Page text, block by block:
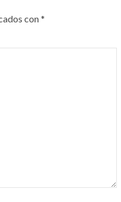
con*